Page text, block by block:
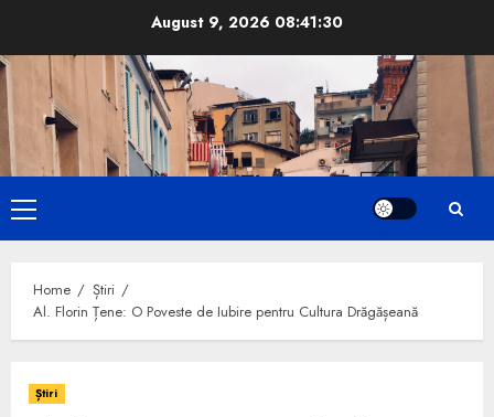
content
August 9, 202608:41:31
Primary
Menu
Home
Știri
Al. Florin Țene: O Poveste de Iubire pentru Cultura Drăgășeană
Știri